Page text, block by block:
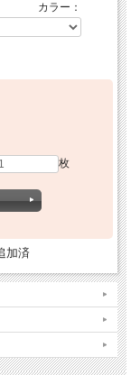
カラー：
枚
加済